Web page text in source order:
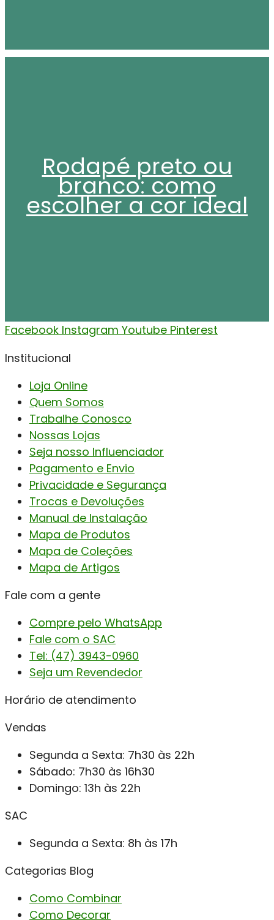
Rodapé preto ou
branco: como
escolher a cor ideal
Facebook Instagram Youtube Pinterest
Institucional
Loja Online
Quem Somos
Trabalhe Conosco
Nossas Lojas
Seja nosso Influenciador
Pagamento e Envio
Privacidade e Segurança
Trocas e Devoluções
Manual de Instalação
Mapa de Produtos
Mapa de Coleções
Mapa de Artigos
Fale com a gente
Compre pelo WhatsApp
Fale com o SAC
Tel: (47) 3943-0960
Seja um Revendedor
Horário de atendimento
Vendas
Segunda a Sexta: 7h30 às 22h
Sábado: 7h30 às 16h30
Domingo: 13h às 22h
SAC
Segunda a Sexta: 8h às 17h
Categorias Blog
Como Combinar
Como Decorar